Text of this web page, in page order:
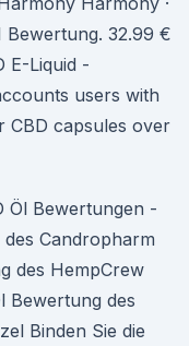
Bewertung. 32.99 €
E-Liquid -
users with
CBD capsules over
Öl Bewertungen -
Candropharm
des HempCrew
Bewertung des
Binden Sie die